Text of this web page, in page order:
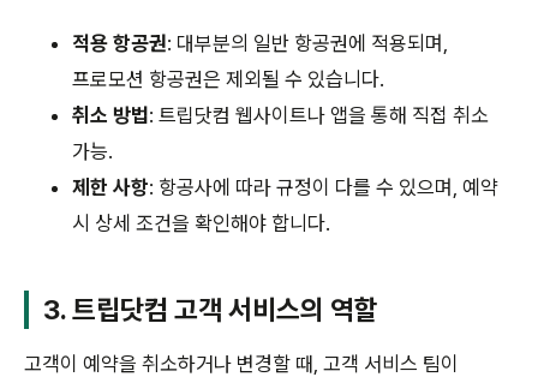
적용 항공권: 대부분의 일반 항공권에 적용되며,
프로모션 항공권은 제외될 수 있습니다.
취소 방법: 트립닷컴 웹사이트나 앱을 통해 직접 취소
가능.
제한 사항: 항공사에 따라 규정이 다를 수 있으며, 예약
시 상세 조건을 확인해야 합니다.
3. 트립닷컴 고객 서비스의 역할
고객이 예약을 취소하거나 변경할 때, 고객 서비스 팀이